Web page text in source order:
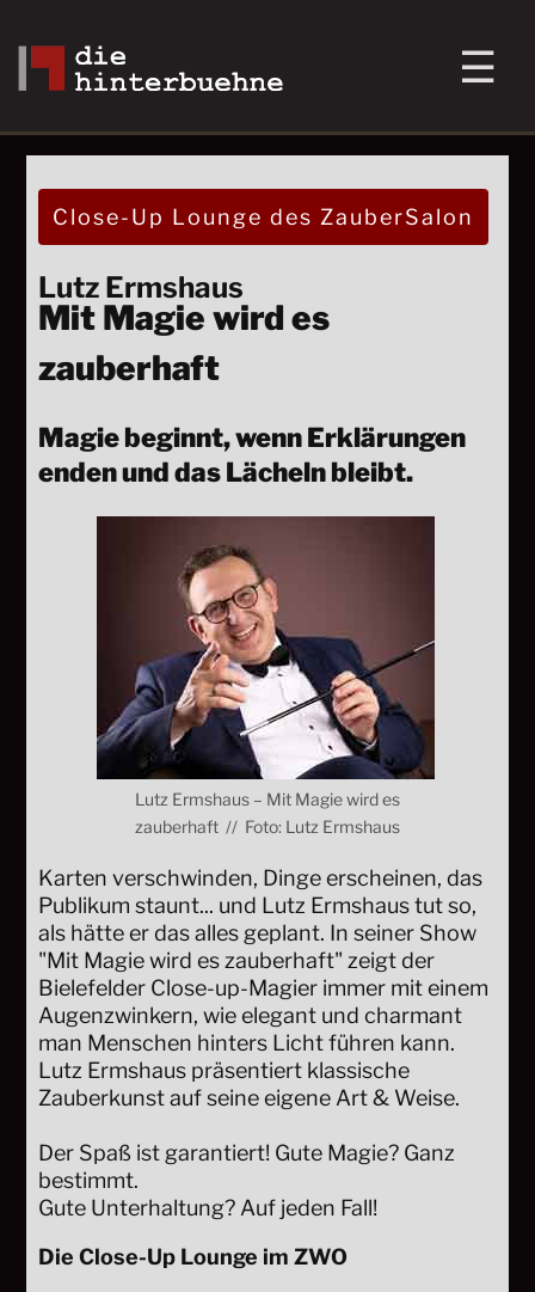
Close-Up Lounge des ZauberSalon
Lutz Ermshaus
Mit Magie wird es
zauberhaft
Magie beginnt, wenn Erklärungen
enden und das Lächeln bleibt.
Lutz Ermshaus – Mit Magie wird es
zauberhaft // Foto: Lutz Ermshaus
Karten verschwinden, Dinge erscheinen, das
Publikum staunt... und Lutz Ermshaus tut so,
als hätte er das alles geplant. In seiner Show
"Mit Magie wird es zauberhaft" zeigt der
Bielefelder Close-up-Magier immer mit einem
Augenzwinkern, wie elegant und charmant
man Menschen hinters Licht führen kann.
Lutz Ermshaus präsentiert klassische
Zauberkunst auf seine eigene Art & Weise.
Der Spaß ist garantiert! Gute Magie? Ganz
bestimmt.
Gute Unterhaltung? Auf jeden Fall!
Die Close-Up Lounge im ZWO